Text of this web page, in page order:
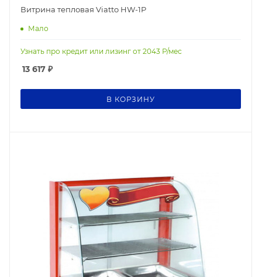
Витрина тепловая Viatto HW-1P
Мало
Узнать про кредит или лизинг от 2043 Р/мес
13 617 ₽
В КОРЗИНУ